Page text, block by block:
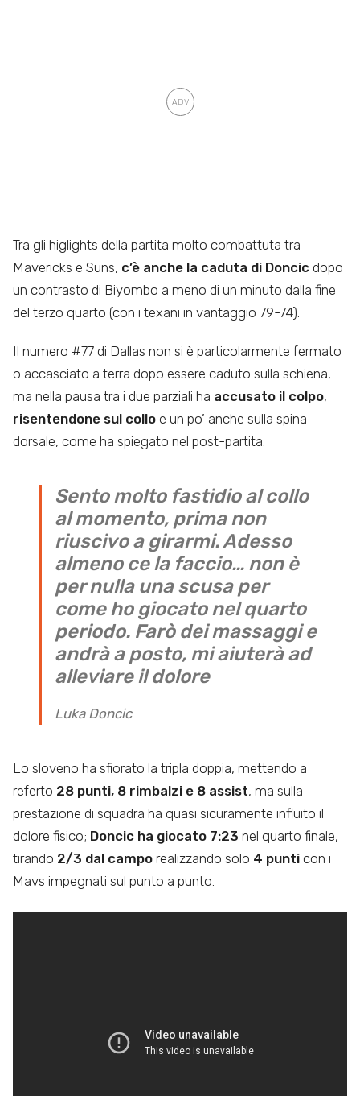
Tra gli higlights della partita molto combattuta tra
Mavericks e Suns, c’è anche la caduta di Doncic dopo
un contrasto di Biyombo a meno di un minuto dalla fine
del terzo quarto (con i texani in vantaggio 79-74).
Il numero #77 di Dallas non si è particolarmente fermato
o accasciato a terra dopo essere caduto sulla schiena,
ma nella pausa tra i due parziali ha accusato il colpo,
risentendone sul collo e un po’ anche sulla spina
dorsale, come ha spiegato nel post-partita.
Sento molto fastidio al collo
al momento, prima non
riuscivo a girarmi. Adesso
almeno ce la faccio… non è
per nulla una scusa per
come ho giocato nel quarto
periodo. Farò dei massaggi e
andrà a posto, mi aiuterà ad
alleviare il dolore
Luka Doncic
Lo sloveno ha sfiorato la tripla doppia, mettendo a
referto 28 punti, 8 rimbalzi e 8 assist, ma sulla
prestazione di squadra ha quasi sicuramente influito il
dolore fisico; Doncic ha giocato 7:23 nel quarto finale,
tirando 2/3 dal campo realizzando solo 4 punti con i
Mavs impegnati sul punto a punto.